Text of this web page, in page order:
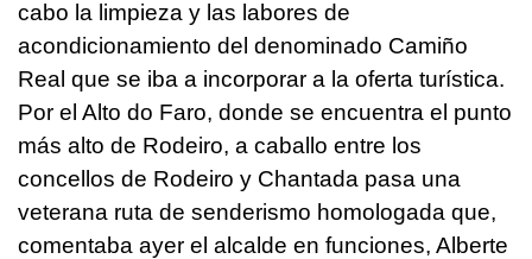
cabo la limpieza y las labores de
acondicionamiento del denominado Camiño
Real que se iba a incorporar a la oferta turística.
Por el Alto do Faro, donde se encuentra el punto
más alto de Rodeiro, a caballo entre los
concellos de Rodeiro y Chantada pasa una
veterana ruta de senderismo homologada que,
comentaba ayer el alcalde en funciones, Alberte